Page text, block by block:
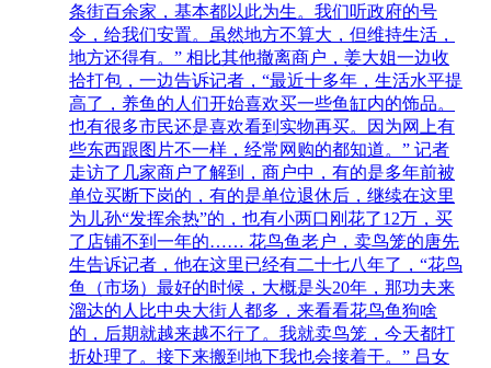
条街百余家，基本都以此为生。我们听政府的号
令，给我们安置。虽然地方不算大，但维持生活，
地方还得有。” 相比其他撤离商户，姜大姐一边收
拾打包，一边告诉记者，“最近十多年，生活水平提
高了，养鱼的人们开始喜欢买一些鱼缸内的饰品。
也有很多市民还是喜欢看到实物再买。因为网上有
些东西跟图片不一样，经常网购的都知道。” 记者
走访了几家商户了解到，商户中，有的是多年前被
单位买断下岗的，有的是单位退休后，继续在这里
为儿孙“发挥余热”的，也有小两口刚花了12万，买
了店铺不到一年的…… 花鸟鱼老户，卖鸟笼的唐先
生告诉记者，他在这里已经有二十七八年了，“花鸟
鱼（市场）最好的时候，大概是头20年，那功夫来
溜达的人比中央大街人都多，来看看花鸟鱼狗啥
的，后期就越来越不行了。我就卖鸟笼，今天都打
折处理了。接下来搬到地下我也会接着干。” 吕女